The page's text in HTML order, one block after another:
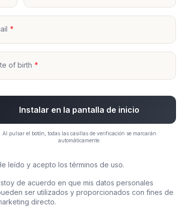
of birth
Instalar en la pantalla de inicio
Al pulsar el botón, todas las casillas de verificación se marcarán
automáticamente.
leído y acepto los términos de uso.
de acuerdo en que mis datos personales
ser utilizados y proporcionados con fines de
directo.